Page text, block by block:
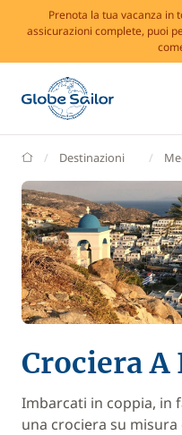
Prenota la tua vacanza in
assicurazioni complete, puoi
GlobeSailor
Destinazioni
Crociera A
Imbarcati in coppia, in
una crociera su